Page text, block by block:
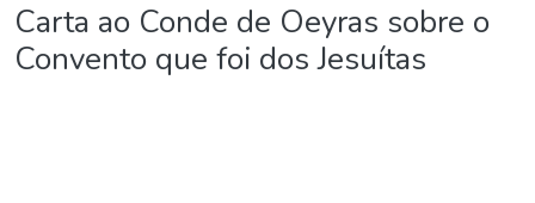
Estatísticas
Carta ao Conde de Oeyras sobre o
Convento que foi dos Jesuítas